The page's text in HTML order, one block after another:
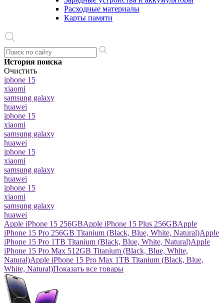
Расходные материалы
Карты памяти
История поиска
Очистить
iphone 15
xiaomi
samsung galaxy
huawei
iphone 15
xiaomi
samsung galaxy
huawei
iphone 15
xiaomi
samsung galaxy
huawei
iphone 15
xiaomi
samsung galaxy
huawei
Apple iPhone 15 256GBApple iPhone 15 Plus 256GBApple
iPhone 15 Pro 256GB Titanium (Black, Blue, White, Natural)Apple
iPhone 15 Pro 1TB Titanium (Black, Blue, White, Natural)Apple
iPhone 15 Pro Max 512GB Titanium (Black, Blue, White,
Natural)Apple iPhone 15 Pro Max 1TB Titanium (Black, Blue,
White, Natural)Показать все товары